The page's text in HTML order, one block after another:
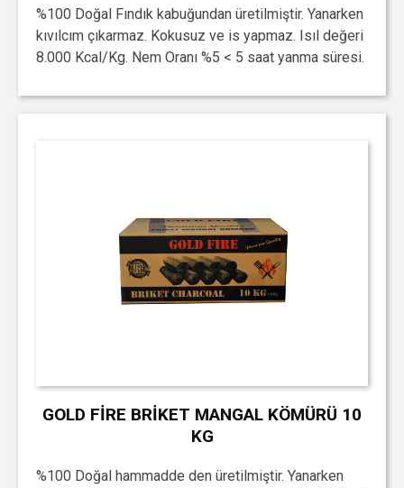
%100 Doğal Fındık kabuğundan üretilmiştir. Yanarken
kıvılcım çıkarmaz. Kokusuz ve is yapmaz. Isıl değeri
8.000 Kcal/Kg. Nem Oranı %5 < 5 saat yanma süresi.
GOLD FİRE BRİKET MANGAL KÖMÜRÜ 10
KG
%100 Doğal hammadde den üretilmiştir. Yanarken